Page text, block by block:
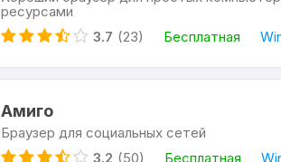
ресурсами
3.7 (23) Бесплатная
Амиго
Браузер для социальных сетей
3.2 (50) Бесплатная